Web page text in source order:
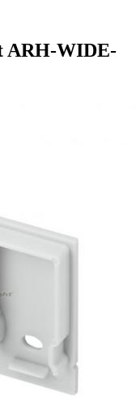
ARH-WIDE-